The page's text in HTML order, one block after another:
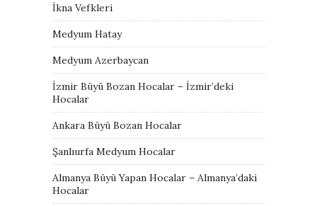
İkna Vefkleri
Medyum Hatay
Medyum Azerbaycan
İzmir Büyü Bozan Hocalar – İzmir’deki
Hocalar
Ankara Büyü Bozan Hocalar
Şanlıurfa Medyum Hocalar
Almanya Büyü Yapan Hocalar – Almanya’daki
Hocalar